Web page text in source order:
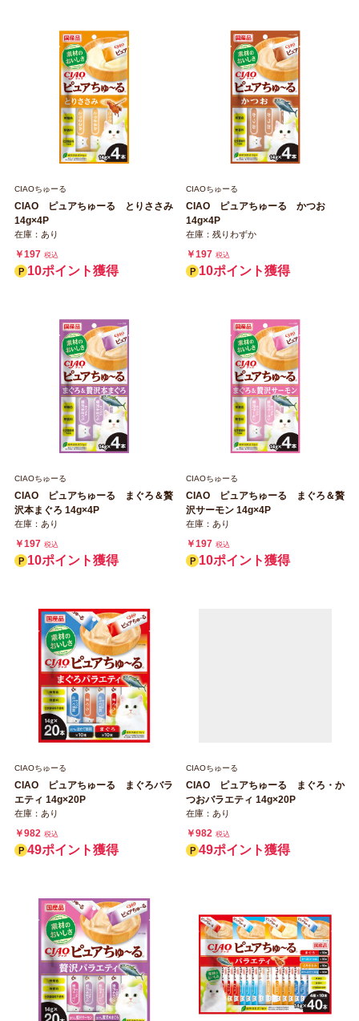
CIAOちゅーる
CIAO ピュアちゅーる とりささみ
14g×4P
在庫：あり
￥197 税込
10ポイント獲得
CIAOちゅーる
CIAO ピュアちゅーる かつお
14g×4P
在庫：残りわずか
￥197 税込
10ポイント獲得
CIAOちゅーる
CIAO ピュアちゅーる まぐろ＆贅
沢本まぐろ 14g×4P
在庫：あり
￥197 税込
10ポイント獲得
CIAOちゅーる
CIAO ピュアちゅーる まぐろ＆贅
沢サーモン 14g×4P
在庫：あり
￥197 税込
10ポイント獲得
CIAOちゅーる
CIAO ピュアちゅーる まぐろバラ
エティ 14g×20P
在庫：あり
￥982 税込
49ポイント獲得
CIAOちゅーる
CIAO ピュアちゅーる まぐろ・か
つおバラエティ 14g×20P
在庫：あり
￥982 税込
49ポイント獲得